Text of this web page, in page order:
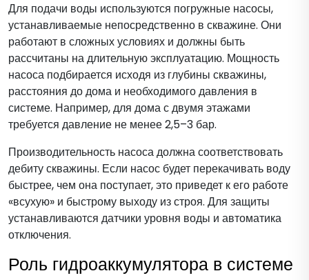
Для подачи воды используются погружные насосы,
устанавливаемые непосредственно в скважине. Они
работают в сложных условиях и должны быть
рассчитаны на длительную эксплуатацию. Мощность
насоса подбирается исходя из глубины скважины,
расстояния до дома и необходимого давления в
системе. Например, для дома с двумя этажами
требуется давление не менее 2,5–3 бар.
Производительность насоса должна соответствовать
дебиту скважины. Если насос будет перекачивать воду
быстрее, чем она поступает, это приведет к его работе
«всухую» и быстрому выходу из строя. Для защиты
устанавливаются датчики уровня воды и автоматика
отключения.
Роль гидроаккумулятора в системе